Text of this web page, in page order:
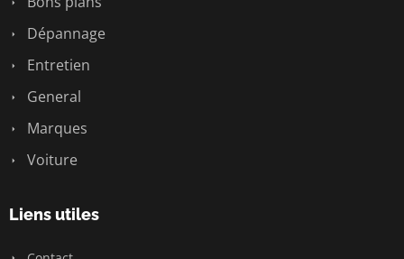
Dépannage
Entretien
General
Marques
Voiture
Liens utiles